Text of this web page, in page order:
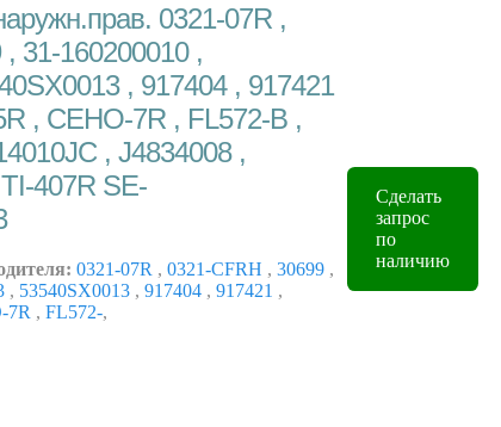
0321-07R ,
31-160200010 ,
, 917404 , 917421
, CEHO-7R , FL572-B ,
, J4834008 ,
407R SE-
0321-07R , 0321-CFRH , 30699 ,
, 53540SX0013 , 917404 , 917421 ,
7R , FL572-,
Сделать
запрос
по
наличию